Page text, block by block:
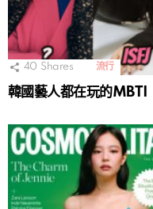
40 Shares 流行
韓國藝人都在玩的MBTI